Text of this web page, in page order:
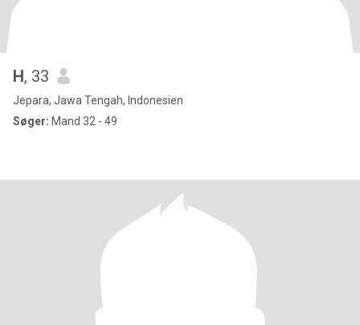
H, 33
Jepara, Jawa Tengah, Indonesien
Søger: Mand 32 - 49